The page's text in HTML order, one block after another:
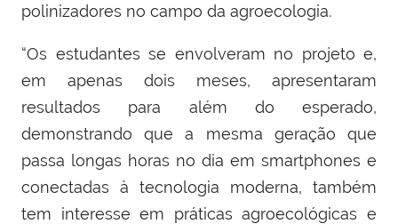
polinizadores no campo da agroecologia.
“Os estudantes se envolveram no projeto e,
em apenas dois meses, apresentaram
resultados para além do esperado,
demonstrando que a mesma geração que
passa longas horas no dia em smartphones e
conectadas à tecnologia moderna, também
tem interesse em práticas agroecológicas e